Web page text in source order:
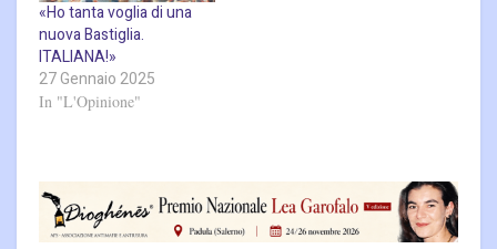
«Ho tanta voglia di una
nuova Bastiglia.
ITALIANA!»
27 Gennaio 2025
In "L'Opinione"